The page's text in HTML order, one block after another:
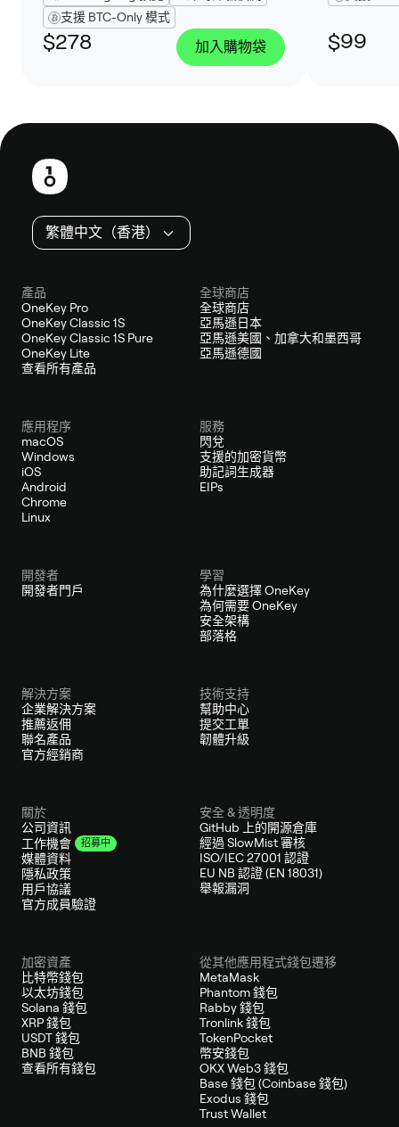
支援 BTC-Only 模式
$278 加入購物袋 $99
頁
繁體中文（香港）
產品
OneKey Pro
OneKey Classic 1S
OneKey Classic 1S Pure
OneKey Lite
查看所有產品
全球商店
全球商店
亞馬遜日本
亞馬遜美國、加拿大和墨西哥
亞馬遜德國
應用程序
macOS
Windows
iOS
Android
Chrome
Linux
服務
閃兌
支援的加密貨幣
助記詞生成器
EIPs
開發者
開發者門戶
學習
為什麼選擇 OneKey
為何需要 OneKey
安全架構
部落格
解決方案
企業解決方案
推薦返佣
聯名產品
官方經銷商
技術支持
幫助中心
提交工單
韌體升級
關於
公司資訊
工作機會
招募中
媒體資料
隱私政策
用戶協議
官方成員驗證
安全 & 透明度
GitHub 上的開源倉庫
經過 SlowMist 審核
ISO/IEC 27001 認證
EU NB 認證 (EN 18031)
舉報漏洞
加密資產
比特幣錢包
以太坊錢包
Solana 錢包
XRP 錢包
USDT 錢包
BNB 錢包
查看所有錢包
從其他應用程式錢包遷移
MetaMask
Phantom 錢包
Rabby 錢包
Tronlink 錢包
TokenPocket
幣安錢包
OKX Web3 錢包
Base 錢包 (Coinbase 錢包)
Exodus 錢包
Trust Wallet